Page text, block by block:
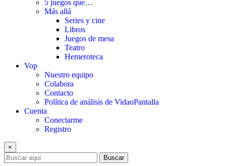
5 juegos que…
Más allá
Series y cine
Libros
Juegos de mesa
Teatro
Hemeroteca
Vop
Nuestro equipo
Colabora
Contacto
Política de análisis de VidaoPantalla
Cuenta
Conectarme
Registro
×
Buscar